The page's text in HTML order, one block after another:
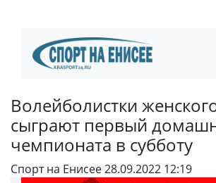
Волейболистки
сыграют первый
чемпионата в субботу
Спорт на Енисее28.09.2022 12:19